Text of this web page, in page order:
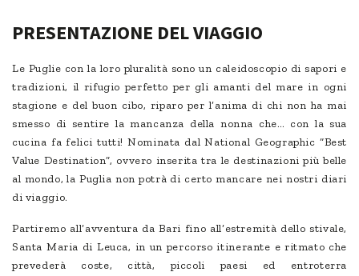
PRESENTAZIONE DEL VIAGGIO
Le Puglie con la loro pluralità sono un caleidoscopio di sapori e
tradizioni, il rifugio perfetto per gli amanti del mare in ogni
stagione e del buon cibo, riparo per l’anima di chi non ha mai
smesso di sentire la mancanza della nonna che… con la sua
cucina fa felici tutti! Nominata dal National Geographic “Best
Value Destination”, ovvero inserita tra le destinazioni più belle
al mondo, la Puglia non potrà di certo mancare nei nostri diari
di viaggio.
Partiremo all’avventura da Bari fino all’estremità dello stivale,
Santa Maria di Leuca, in un percorso itinerante e ritmato che
prevederà coste, città, piccoli paesi ed entroterra